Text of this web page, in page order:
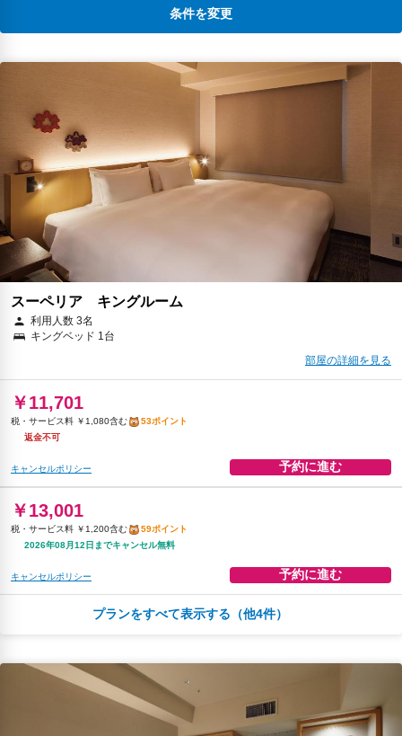
条件を変更
スーペリア キングルーム
利用人数 3名
キングベッド 1台
部屋の詳細を見る
￥11,701
税・サービス料 ￥1,080含む
53ポイント
返金不可
キャンセルポリシー 予約に進む
￥13,001
税・サービス料 ￥1,200含む
59ポイント
2026年08月12日までキャンセル無料
キャンセルポリシー 予約に進む
キャンセルポリシー
プランをすべて表示する（他4件）